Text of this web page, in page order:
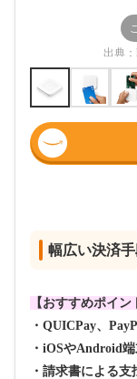
出典：
幅広い決済
【おすすめポイン
・QUICPay、
・iOSやAndroid
・請求書による